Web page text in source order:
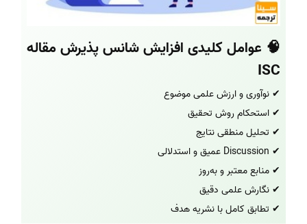
🧠 عوامل کلیدی افزایش شانس پذیرش مقاله
ISC
✔ نوآوری و ارزش علمی موضوع
✔ استحکام روش تحقیق
✔ تحلیل منطقی نتایج
✔ Discussion عمیق و استدلالی
✔ منابع معتبر و به‌روز
✔ نگارش علمی دقیق
✔ تطابق کامل با نشریه هدف